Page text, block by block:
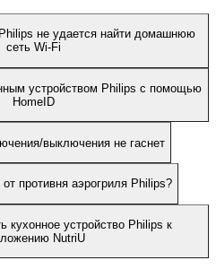
не удается найти домашнюю
сеть Wi-Fi
устройством Philips с помощью
HomeID
выключения не гаснет
от противня аэрогриля Philips?
кухонное устройство Philips к
NutriU